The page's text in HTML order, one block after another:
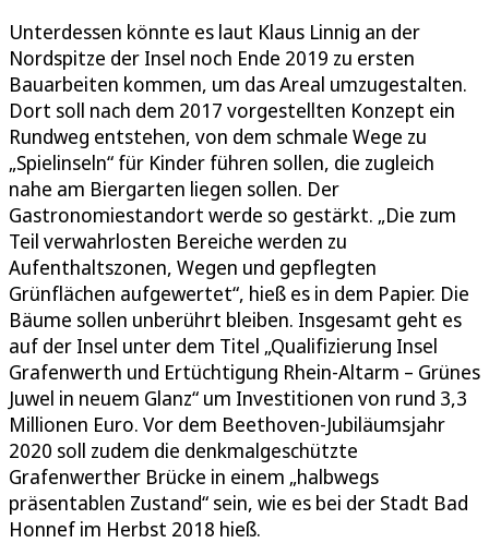
Unterdessen könnte es laut Klaus Linnig an der
Nordspitze der Insel noch Ende 2019 zu ersten
Bauarbeiten kommen, um das Areal umzugestalten.
Dort soll nach dem 2017 vorgestellten Konzept ein
Rundweg entstehen, von dem schmale Wege zu
„Spielinseln“ für Kinder führen sollen, die zugleich
nahe am Biergarten liegen sollen. Der
Gastronomiestandort werde so gestärkt. „Die zum
Teil verwahrlosten Bereiche werden zu
Aufenthaltszonen, Wegen und gepflegten
Grünflächen aufgewertet“, hieß es in dem Papier. Die
Bäume sollen unberührt bleiben. Insgesamt geht es
auf der Insel unter dem Titel „Qualifizierung Insel
Grafenwerth und Ertüchtigung Rhein-Altarm – Grünes
Juwel in neuem Glanz“ um Investitionen von rund 3,3
Millionen Euro. Vor dem Beethoven-Jubiläumsjahr
2020 soll zudem die denkmalgeschützte
Grafenwerther Brücke in einem „halbwegs
präsentablen Zustand“ sein, wie es bei der Stadt Bad
Honnef im Herbst 2018 hieß.